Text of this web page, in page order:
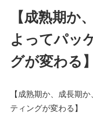
【成熟期か
よってパッ
グが変わる】
【成熟期か、成長期
ティングが変わる】